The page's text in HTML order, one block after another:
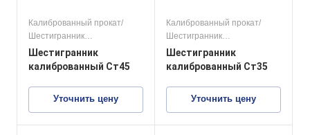
Калиброванный прокат/
Шестигранник
калиброванный
конструкционные стали
Шестигранник
калиброванный Ст45
Уточнить цену
Калиброванный прокат/
Шестигранник
калиброванный
конструкционные стали
Шестигранник
калиброванный Ст35
Уточнить цену